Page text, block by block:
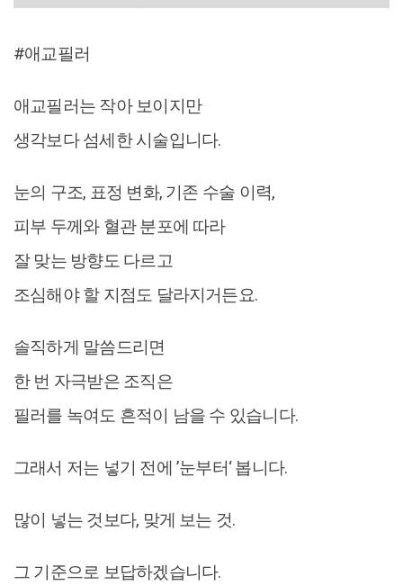
#애교필러
애교필러는 작아 보이지만
생각보다 섬세한 시술입니다.
눈의 구조, 표정 변화, 기존 수술 이력,
피부 두께와 혈관 분포에 따라
잘 맞는 방향도 다르고
조심해야 할 지점도 달라지거든요.
솔직하게 말씀드리면
한 번 자극받은 조직은
필러를 녹여도 흔적이 남을 수 있습니다.
그래서 저는 넣기 전에 ’눈부터‘ 봅니다.
많이 넣는 것보다, 맞게 보는 것.
그 기준으로 보답하겠습니다.